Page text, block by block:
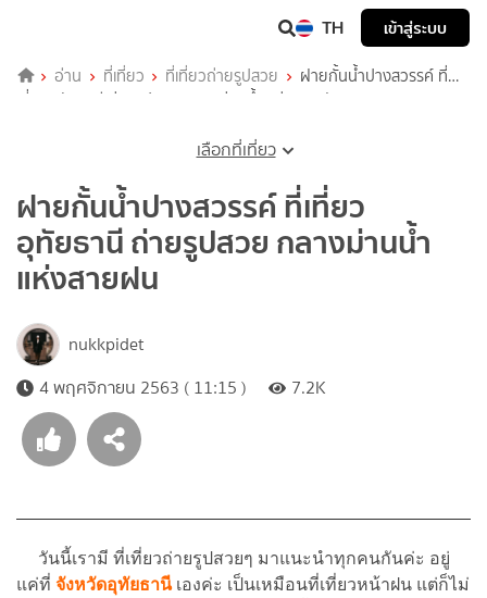
TH เข้าสู่ระบบ
อ่าน ที่เที่ยว ที่เที่ยวถ่ายรูปสวย
ฝายกั้นน้ำปางสวรรค์ ที่
เที่ยวอุทัยธานี ถ่ายรูปสวย กลางม่านน้ำ แห่งสายฝน
เลือกที่เที่ยว
ฝายกั้นน้ำปางสวรรค์ ที่เที่ยว
อุทัยธานี ถ่ายรูปสวย กลางม่านน้ำ
แห่งสายฝน
nukkpidet
4 พฤศจิกายน 2563 ( 11:15 )
7.2K
วันนี้เรามี ที่เที่ยวถ่ายรูปสวยๆ มาแนะนำทุกคนกันค่ะ อยู่
แค่ที่ จังหวัดอุทัยธานีเองค่ะ เป็นเหมือนที่เที่ยวหน้าฝน แต่ก็ไม่